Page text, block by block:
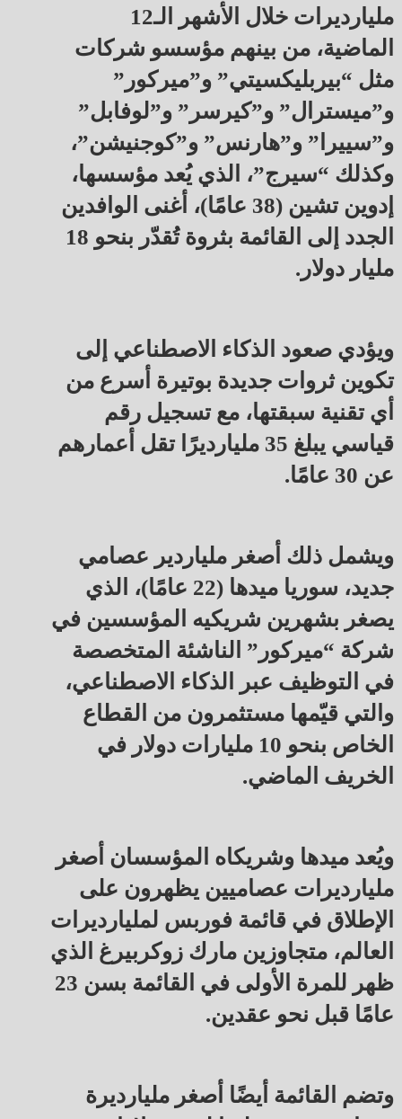
مليارديرات خلال الأشهر الـ12
الماضية، من بينهم مؤسسو شركات
مثل “بيربليكسيتي” و”ميركور”
و”ميسترال” و”كيرسر” و”لوفابل”
و”سييرا” و”هارنس” و”كوجنيشن”،
وكذلك “سيرج”، الذي يُعد مؤسسها،
إدوين تشين (38 عامًا)، أغنى الوافدين
الجدد إلى القائمة بثروة تُقدّر بنحو 18
مليار دولار.
ويؤدي صعود الذكاء الاصطناعي إلى
تكوين ثروات جديدة بوتيرة أسرع من
أي تقنية سبقتها، مع تسجيل رقم
قياسي يبلغ 35 مليارديرًا تقل أعمارهم
عن 30 عامًا.
ويشمل ذلك أصغر ملياردير عصامي
جديد، سوريا ميدها (22 عامًا)، الذي
يصغر بشهرين شريكيه المؤسسين في
شركة “ميركور” الناشئة المتخصصة
في التوظيف عبر الذكاء الاصطناعي،
والتي قيّمها مستثمرون من القطاع
الخاص بنحو 10 مليارات دولار في
الخريف الماضي.
ويُعد ميدها وشريكاه المؤسسان أصغر
مليارديرات عصاميين يظهرون على
الإطلاق في قائمة فوربس لمليارديرات
العالم، متجاوزين مارك زوكربيرغ الذي
ظهر للمرة الأولى في القائمة بسن 23
عامًا قبل نحو عقدين.
وتضم القائمة أيضًا أصغر مليارديرة